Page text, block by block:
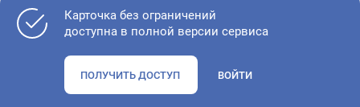
Как оценить состояние компании
Карточка без ограничений
доступна в полной версии сервиса
ПОЛУЧИТЬ ДОСТУП ВОЙТИ